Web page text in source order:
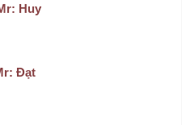
Huy
Đạt